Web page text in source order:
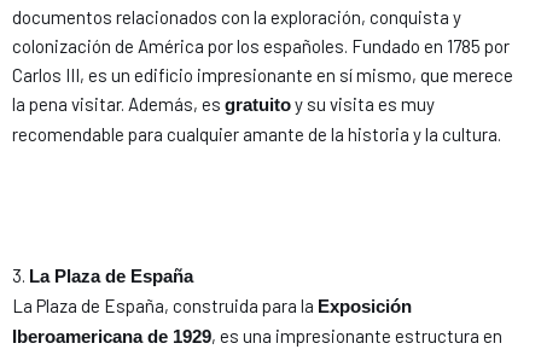
documentos relacionados con la exploración, conquista y
colonización de América por los españoles. Fundado en 1785 por
Carlos III, es un edificio impresionante en sí mismo, que merece
la pena visitar. Además, es gratuitoy su visita es muy
recomendable para cualquier amante de la historia y la cultura.
3. La Plaza de España
La Plaza de España, construida para la Exposición
Iberoamericana de 1929, es una impresionante estructura en